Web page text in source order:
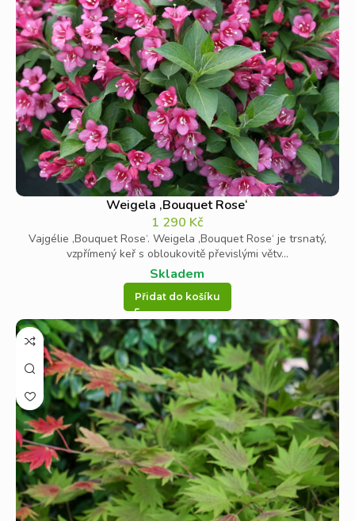
Weigela ‚Bouquet Rose‘
1 290 Kč
Vajgélie ‚Bouquet Rose‘. Weigela ‚Bouquet Rose‘ je trsnatý,
vzpřímený keř s obloukovitě převislými větv...
Skladem
Přidat do košíku